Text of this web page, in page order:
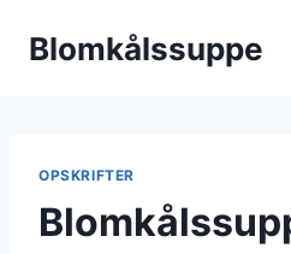
Blomkålssuppe
OPSKRIFTER